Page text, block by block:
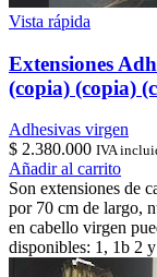
Vista rápida
Extensiones
(copia) (copia)
Adhesivas virgen
$ 2.380.000 IVA
Añadir al carrito
Son extensiones de
por 70 cm de largo,
en cabello virgen
disponibles: 1, 1b 2